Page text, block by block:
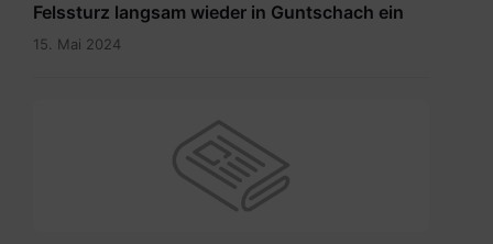
Felssturz langsam wieder in Guntschach ein
15. Mai 2024